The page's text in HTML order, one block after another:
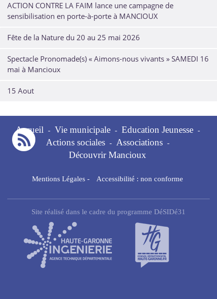
ACTION CONTRE LA FAIM lance une campagne de
sensibilisation en porte-à-porte à MANCIOUX
Fête de la Nature du 20 au 25 mai 2026
Spectacle Pronomade(s) « Aimons-nous vivants » SAMEDI 16
mai à Mancioux
15 Aout
Accueil - Vie municipale - Education Jeunesse -
Actions sociales - Associations -
Découvrir Mancioux
Mentions Légales- Accessibilité : non conforme
Site réalisé dans le cadre du programme DéSIDé31